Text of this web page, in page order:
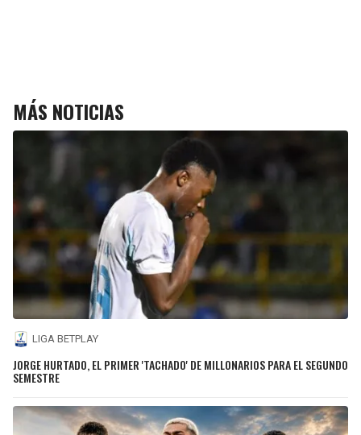
MÁS NOTICIAS
LIGA BETPLAY
JORGE HURTADO, EL PRIMER 'TACHADO' DE MILLONARIOS PARA EL SEGUNDO
SEMESTRE